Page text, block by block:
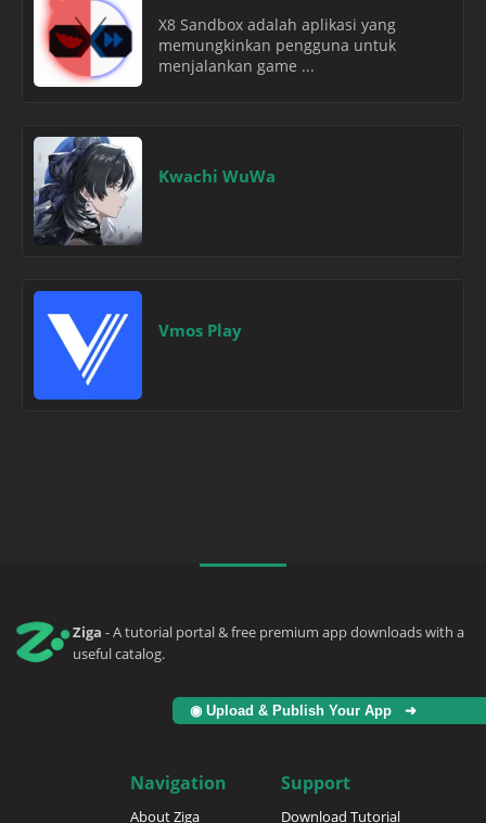
X8 Sandbox adalah aplikasi yang
memungkinkan pengguna untuk
menjalankan game ...
Kwachi WuWa
Vmos Play
Ziga - A tutorial portal & free premium app downloads with a
useful catalog.
◉ Upload & Publish Your App ➜
Navigation
About Ziga
Support
Download Tutorial